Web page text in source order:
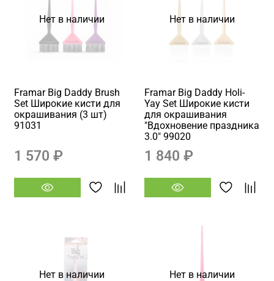
Нет в наличии
Framar Big Daddy Brush
Set Широкие кисти для
окрашивания (3 шт)
91031
1 570 ₽
Нет в наличии
Framar Big Daddy Holi-
Yay Set Широкие кисти
для окрашивания
"Вдохновение праздника
3.0" 99020
1 840 ₽
Нет в наличии Нет в наличии